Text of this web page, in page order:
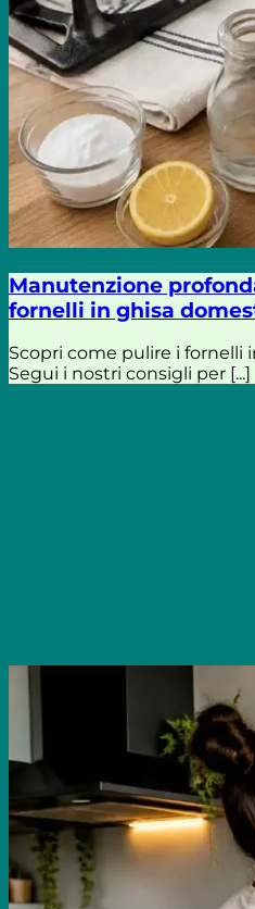
Manutenzione
fornelli in ghisa
Scopri come pulire i fornelli
Segui i nostri consigli per [...]